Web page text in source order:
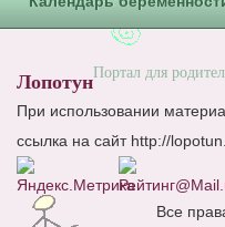
ЛопотунПортал для
При использовании
ссылка на сайт http://
Все